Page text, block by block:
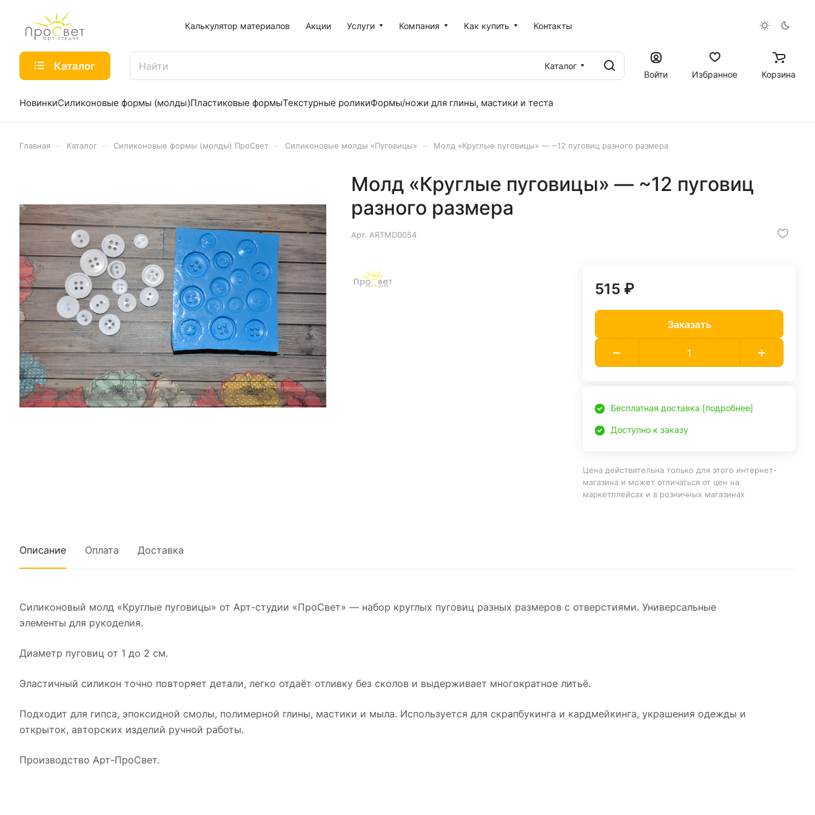
Калькулятор материалов Акции Услуги Компания Как купить Контакты
Каталог
Каталог
Войти
Избранное Корзина
НовинкиСиликоновые формы (молды)Пластиковые формыТекстурные роликиФормы/ножи для глины, мастики и теста
Главная Каталог Силиконовые формы (молды) ПроСвет Силиконовые молды «Пуговицы» Молд «Круглые пуговицы» — ~12 пуговиц разного размера
Молд «Круглые пуговицы» — ~12 пуговиц
разного размера
Арт. ARTMD0054
515 ₽
Заказать
Бесплатная доставка [подробнее]
Доступно к заказу
Цена действительна только для этого интернет-
магазина и может отличаться от цен на
маркетплейсах и в розничных магазинах
Описание Оплата Доставка
Силиконовый молд «Круглые пуговицы» от Арт-студии «ПроСвет» — набор круглых пуговиц разных размеров с отверстиями. Универсальные
элементы для рукоделия.
Диаметр пуговиц от 1 до 2 см.
Эластичный силикон точно повторяет детали, легко отдаёт отливку без сколов и выдерживает многократное литьё.
Подходит для гипса, эпоксидной смолы, полимерной глины, мастики и мыла. Используется для скрапбукинга и кардмейкинга, украшения одежды и
открыток, авторских изделий ручной работы.
Производство Арт-ПроСвет.